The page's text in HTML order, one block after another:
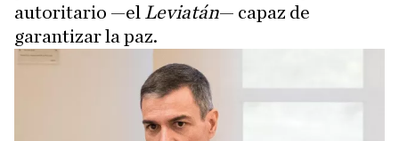
autoritario —el Leviatán— capaz de
garantizar la paz.